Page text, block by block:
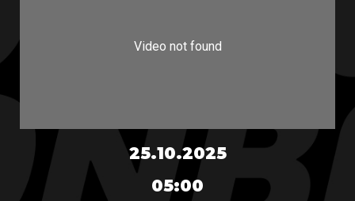
25.10.2025
05:00